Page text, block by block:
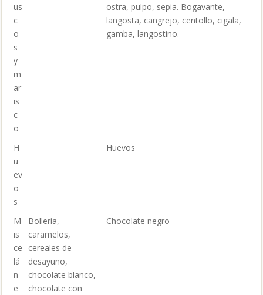
us
c
o
s
y
m
ar
is
c
o
ostra, pulpo, sepia. Bogavante,
langosta, cangrejo, centollo, cigala,
gamba, langostino.
H
u
ev
o
s
Huevos
M
is
ce
lá
n
e
Bollería,
caramelos,
cereales de
desayuno,
chocolate blanco,
chocolate con
Chocolate negro